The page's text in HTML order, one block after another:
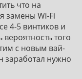
что на
замены Wi-Fi
4-5 винтиков и
того
с новым вай-
заработал нужно